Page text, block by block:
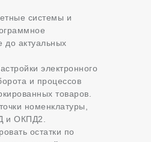
системы и
до актуальных
электронного
и процессов
товаров.
номенклатуры,
и ОКПД2.
остатки по